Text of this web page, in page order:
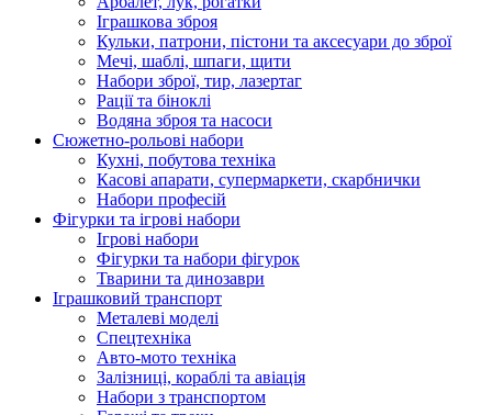
Іграшкова зброя
Кульки, патрони, пістони та аксесуари до зброї
Мечі, шаблі, шпаги, щити
Набори зброї, тир, лазертаг
Рації та біноклі
Водяна зброя та насоси
Сюжетно-рольові набори
Кухні, побутова техніка
Касові апарати, супермаркети, скарбнички
Набори професій
Фігурки та ігрові набори
Ігрові набори
Фігурки та набори фігурок
Тварини та динозаври
Іграшковий транспорт
Металеві моделі
Спецтехніка
Авто-мото техніка
Залізниці, кораблі та авіація
Набори з транспортом